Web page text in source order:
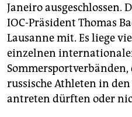
unterstützen
abo
genossenschaft
epaper login
Janeiro ausgeschlossen.
IOC-Präsident Thomas
Lausanne mit. Es liege
einzelnen
russische Athleten in
antreten dürften oder